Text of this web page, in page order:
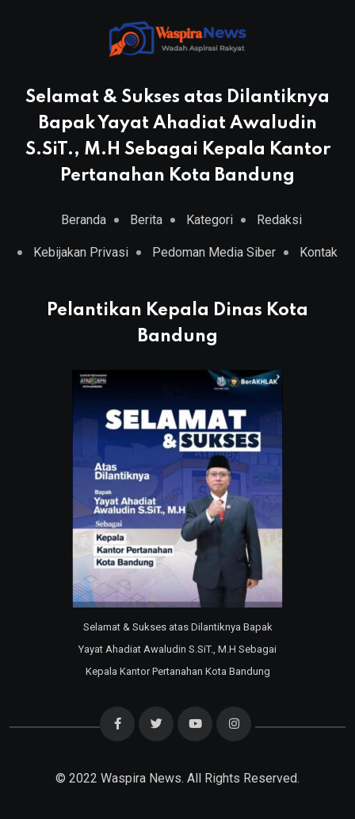
Selamat & Sukses atas Dilantiknya
Bapak Yayat Ahadiat Awaludin
S.SiT., M.H Sebagai Kepala Kantor
Pertanahan Kota Bandung
Beranda Berita Kategori Redaksi
Kebijakan Privasi Pedoman Media Siber Kontak
Pelantikan Kepala Dinas Kota
Bandung
Selamat & Sukses atas Dilantiknya Bapak
Yayat Ahadiat Awaludin S.SiT., M.H Sebagai
Kepala Kantor Pertanahan Kota Bandung
© 2022 Waspira News. All Rights Reserved.